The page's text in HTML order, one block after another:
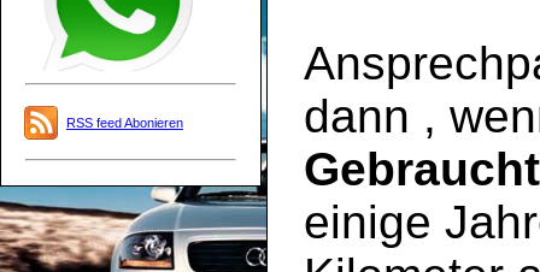
RSS feed Abonieren
dann ,
einige